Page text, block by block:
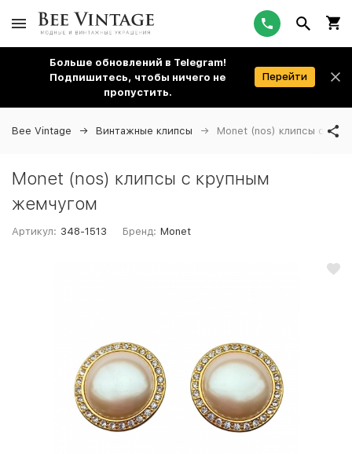
Больше обновлений в Telegram!
Подпишитесь, чтобы ничего не
пропустить.
Перейти
Bee Vintage Винтажные клипсы Monet (nos) клипсы с
Monet (nos) клипсы с крупным
жемчугом
Артикул: 348-1513 Бренд: Monet